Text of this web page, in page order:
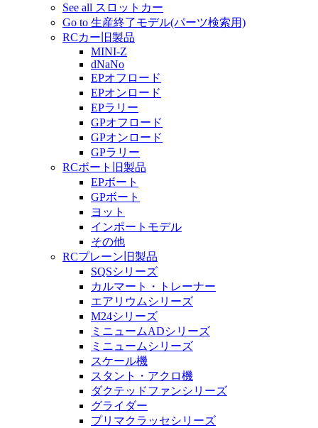
See all スロットカー
Go to 生産終了モデル(パーツ検索用)
RCカー旧製品
MINI-Z
dNaNo
EPオフロード
EPオンロード
EPラリー
GPオフロード
GPオンロード
GPラリー
RCボート旧製品
EPボート
GPボート
ヨット
インポートモデル
その他
RCプレーン旧製品
SQSシリーズ
カルマート・トレーナー
エアリウムシリーズ
M24シリーズ
ミニュームADシリーズ
ミニュームシリーズ
スケール機
スタント・アクロ機
ダクテッドファンシリーズ
グライダー
プリマクラッセシリーズ